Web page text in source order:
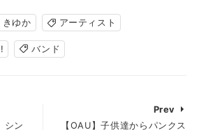
きゆか アーティスト
バンド
シン
Prev
【OAU】子供達からパンクス